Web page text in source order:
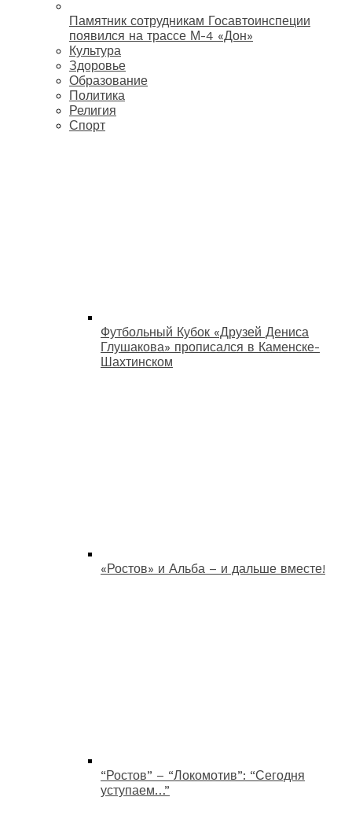
Памятник сотрудникам Госавтоинспеции
появился на трассе М-4 «Дон»
Культура
Здоровье
Образование
Политика
Религия
Спорт
Футбольный Кубок «Друзей Дениса
Глушакова» прописался в Каменске-
Шахтинском
«Ростов» и Альба – и дальше вместе!
“Ростов” – “Локомотив”: “Сегодня
уступаем…”